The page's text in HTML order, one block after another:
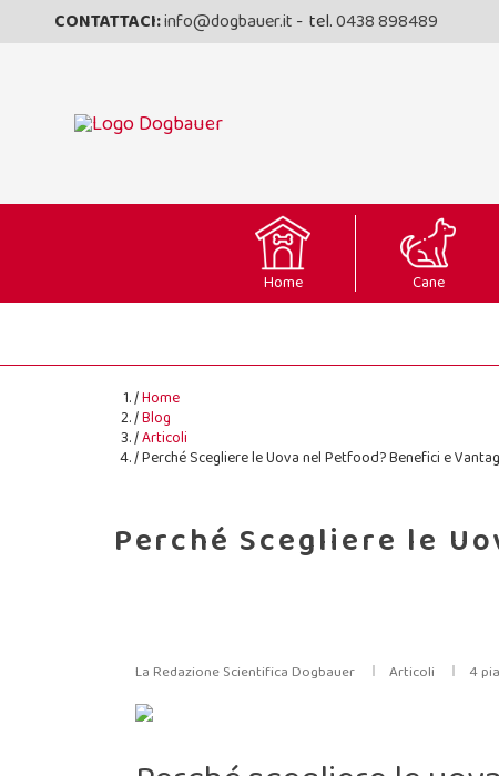
CONTATTACI:info@dogbauer.it - tel.0438 898489
Home Cane
Home
Blog
Articoli
Perché Scegliere le Uova nel Petfood? Benefici e
Perché Scegliere le
La Redazione Scientifica Dogbauer Articoli 4